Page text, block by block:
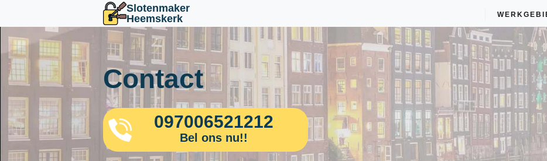
Slotenmaker
Heemskerk
Contact
097006521212
Bel ons nu!!